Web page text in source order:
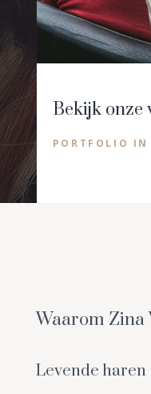
Bekijk onze
PORTFOLIO IN
Waarom Zina
Levende haren